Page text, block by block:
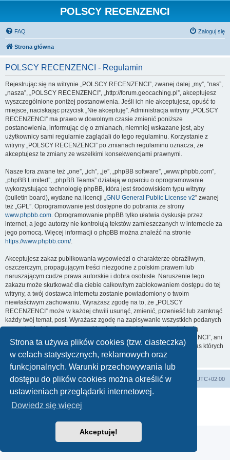
Strona ta używa plików cookies (tzw. ciasteczka)
w celach statystycznych, reklamowych oraz
funkcjonalnych. Warunki przechowywania lub
dostępu do plików cookies można określić w
ustawieniach przeglądarki internetowej.
Dowiedz się więcej
Akceptuję!
POLSCY RECENZENCI
FAQ Zaloguj się
Strona główna
POLSCY RECENZENCI - Regulamin
Rejestrując się na witrynie „POLSCY RECENZENCI”, zwanej dalej „my”, ”nas”,
„nasza”, „POLSCY RECENZENCI”, „http://forum.geocaching.pl”, akceptujesz
wyszczególnione poniżej postanowienia. Jeśli ich nie akceptujesz, opuść to
miejsce, naciskając przycisk „Nie akceptuję”. Administracja witryny „POLSCY
RECENZENCI” ma prawo w dowolnym czasie zmienić poniższe
postanowienia, informując cię o zmianach, niemniej wskazane jest, aby
użytkownicy sami regularnie zaglądali do tego regulaminu. Korzystanie z
witryny „POLSCY RECENZENCI” po zmianach regulaminu oznacza, że
akceptujesz te zmiany ze wszelkimi konsekwencjami prawnymi.
Nasze fora zwane też „one”, „ich”, „je”, „phpBB software”, „www.phpbb.com”,
„phpBB Limited”, „phpBB Teams” działają w oparciu o oprogramowanie
wykorzystujące technologię phpBB, która jest środowiskiem typu witryny
(bulletin board), wydane na licencji „GNU General Public License v2” zwanej
też „GPL”. Oprogramowanie jest dostępne do pobrania ze strony
www.phpbb.com. Oprogramowanie phpBB tylko ułatwia dyskusje przez
internet, a jego autorzy nie kontrolują tekstów zamieszczanych w internecie za
jego pomocą. Więcej informacji o phpBB można znaleźć na stronie
https://www.phpbb.com/.
Akceptujesz zakaz publikowania wypowiedzi o charakterze obraźliwym,
oszczerczym, propagującym treści niezgodne z polskim prawem lub
naruszającym cudze prawa autorskie i dobra osobiste. Naruszenie tego
zakazu może skutkować dla ciebie całkowitym zablokowaniem dostępu do tej
witryny, a twój dostawca internetu zostanie powiadomiony o twoim
niewłaściwym zachowaniu. Wyrażasz zgodę na to, że „POLSCY
RECENZENCI” może w każdej chwili usunąć, zmienić, przenieść lub zamknąć
każdy twój temat, post. Wyrażasz zgodę na zapisywanie wszystkich podanych
przez ciebie informacji w naszej bazie danych. Informacje te nie będą
przekazywane nikomu bez twojej zgody, ale ani „POLSCY RECENZENCI”, ani
phpBB nie ponosi odpowiedzialności za włamania do witryny, podczas których
może dojść do kradzieży danych.
Strona główna Strefa czasowa UTC+02:00
Usuń ciasteczka witryny
Technologię dostarcza
® Forum Software © phpBB Limited
Polski pakiet językowy dostarcza